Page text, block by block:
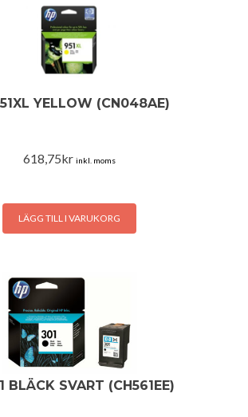
YELLOW (CN048AE)
618,75kr inkl. moms
LÄGG TILL I VARUKORG
BLÄCK SVART (CH561EE)